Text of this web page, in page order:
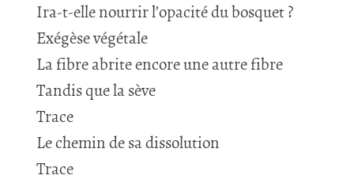
Ira-t-elle nourrir l’opacité du bosquet ?
Exégèse végétale
La fibre abrite encore une autre fibre
Tandis que la sève
Trace
Le chemin de sa dissolution
Trace